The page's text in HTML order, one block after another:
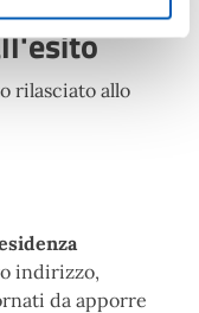
rilasciato allo
indirizzo,
da apporre